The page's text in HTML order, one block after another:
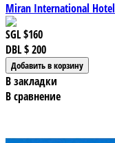
Miran International Hotel
SGL$160
DBL$ 200
В закладки
В сравнение